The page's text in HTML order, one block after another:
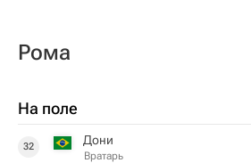
Рома
На поле
32 Дони
Вратарь